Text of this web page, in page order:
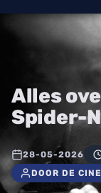
Alles
Spider-
28-05-2026
DOOR DE